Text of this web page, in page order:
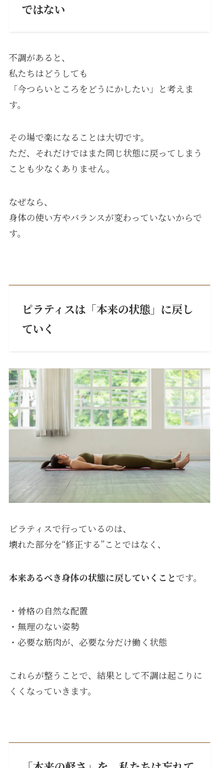
ではない
不調があると、
私たちはどうしても
「今つらいところをどうにかしたい」と考えま
す。
その場で楽になることは大切です。
ただ、それだけではまた同じ状態に戻ってしまう
ことも少なくありません。
なぜなら、
身体の使い方やバランスが変わっていないからで
す。
ピラティスは「本来の状態」に戻し
ていく
ピラティスで行っているのは、
壊れた部分を“修正する”ことではなく、
本来あるべき身体の状態に戻していくことです。
・骨格の自然な配置
・無理のない姿勢
・必要な筋肉が、必要な分だけ働く状態
これらが整うことで、結果として不調は起こりに
くくなっていきます。